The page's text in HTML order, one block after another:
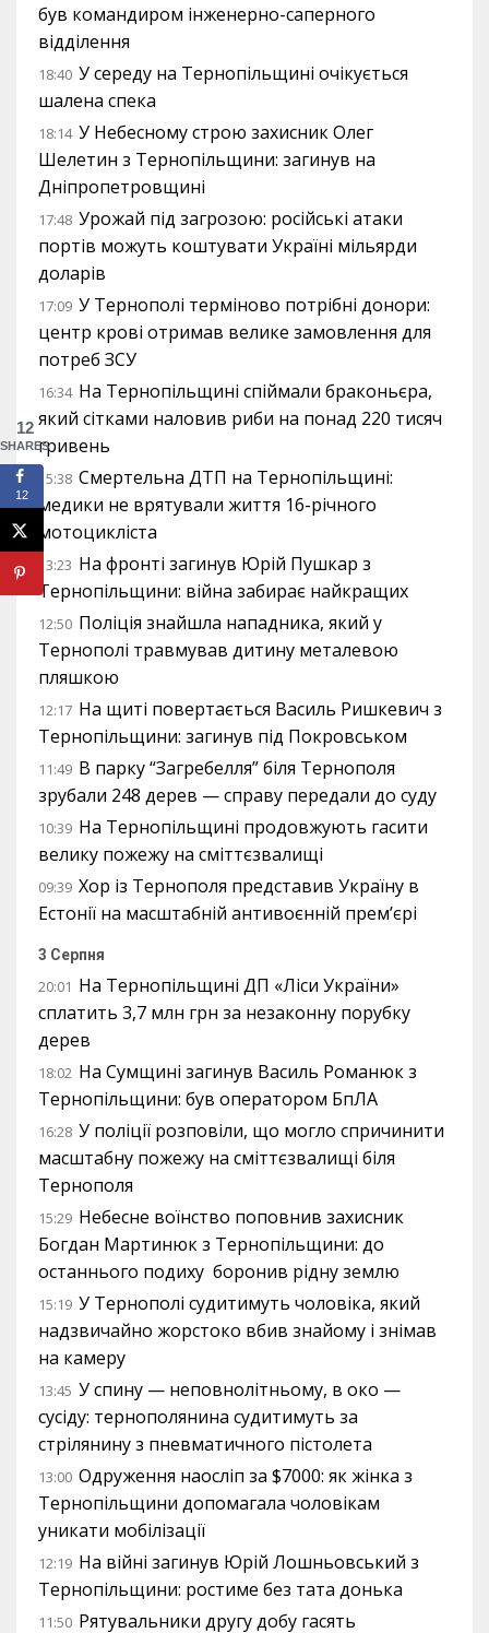
був командиром інженерно-саперного
відділення
18:40 У середу на Тернопільщині очікується
шалена спека
18:14 У Небесному строю захисник Олег
Шелетин з Тернопільщини: загинув на
Дніпропетровщині
17:48 Урожай під загрозою: російські атаки
портів можуть коштувати Україні мільярди
доларів
17:09 У Тернополі терміново потрібні донори:
центр крові отримав велике замовлення для
потреб ЗСУ
16:34 На Тернопільщині спіймали браконьєра,
який сітками наловив риби на понад 220 тисяч
гривень
15:38 Смертельна ДТП на Тернопільщині:
медики не врятували життя 16-річного
мотоцикліста
13:23 На фронті загинув Юрій Пушкар з
Тернопільщини: війна забирає найкращих
12:50 Поліція знайшла нападника, який у
Тернополі травмував дитину металевою
пляшкою
12:17 На щиті повертається Василь Ришкевич з
Тернопільщини: загинув під Покровськом
11:49 В парку “Загребелля” біля Тернополя
зрубали 248 дерев — справу передали до суду
10:39 На Тернопільщині продовжують гасити
велику пожежу на сміттєзвалищі
09:39 Хор із Тернополя представив Україну в
Естонії на масштабній антивоєнній прем’єрі
3 Серпня
20:01 На Тернопільщині ДП «Ліси України»
сплатить 3,7 млн грн за незаконну порубку
дерев
18:02 На Сумщині загинув Василь Романюк з
Тернопільщини: був оператором БпЛА
16:28 У поліції розповіли, що могло спричинити
масштабну пожежу на сміттєзвалищі біля
Тернополя
15:29 Небесне воїнство поповнив захисник
Богдан Мартинюк з Тернопільщини: до
останнього подиху боронив рідну землю
15:19 У Тернополі судитимуть чоловіка, який
надзвичайно жорстоко вбив знайому і знімав
на камеру
13:45 У спину — неповнолітньому, в око —
сусіду: тернополянина судитимуть за
стрілянину з пневматичного пістолета
13:00 Одруження наосліп за $7000: як жінка з
Тернопільщини допомагала чоловікам
уникати мобілізації
12:19 На війні загинув Юрій Лошньовський з
Тернопільщини: ростиме без тата донька
11:50 Рятувальники другу добу гасять
12
SHARES
12